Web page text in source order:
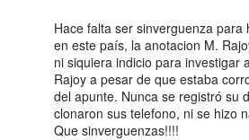
Hace falta ser sinverguenza para
en este país, la anotacion M.
ni siquiera indicio para investigar
Rajoy a pesar de que estaba
del apunte. Nunca se registró su
clonaron sus telefono, ni se hizo
Que sinverguenzas!!!!